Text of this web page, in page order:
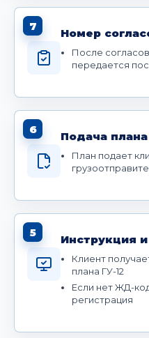
7
Номер
После
передается
6
Подача плана
План подает
5
Инструкция
Клиент
плана ГУ-12
Если нет ЖД-
регистрация